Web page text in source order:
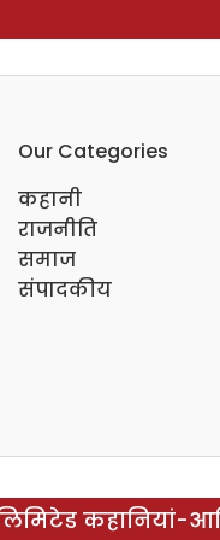
Our Categories
कहानी
राजनीति
समाज
संपादकीय
कहानियां-